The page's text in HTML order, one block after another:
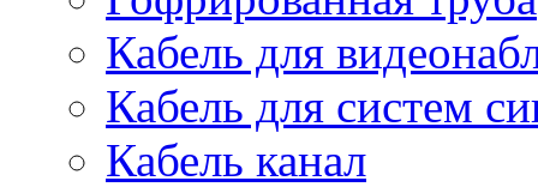
Кабель для
Кабель для систем
Кабель канал